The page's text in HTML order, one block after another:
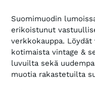
Suomimuodin
erikoistunut
verkkokauppa.
kotimaista vintage &
luvuilta sekä
muotia rakastetuilta